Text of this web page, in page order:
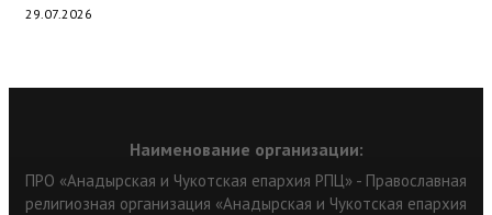
29.07.2026
Наименование организации:
ПРО «Анадырская и Чукотская епархия РПЦ» - Православная
религиозная организация «Анадырская и Чукотская епархия